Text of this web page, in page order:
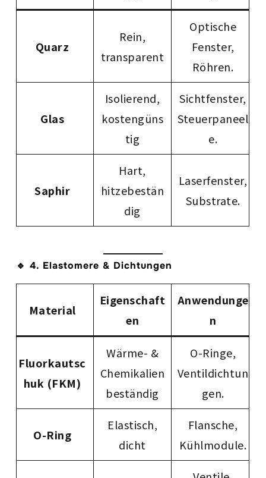
Quarz
Rein,
transparent
Optische
Fenster,
Röhren.
Glas
Isolierend,
kostengüns
tig
Sichtfenster,
Steuerpaneel
e.
Saphir
Hart,
hitzebestän
dig
Laserfenster,
Substrate.
🔹 4. Elastomere & Dichtungen
Material
Eigenschaft
en
Anwendunge
n
Fluorkautsc
huk (FKM)
Wärme- &
Chemikalien
beständig
O-Ringe,
Ventildichtun
gen.
O-Ring
Elastisch,
dicht
Flansche,
Kühlmodule.